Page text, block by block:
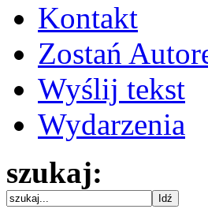
Kontakt
Zostań
Wyślij tekst
Wydarzenia
szukaj: